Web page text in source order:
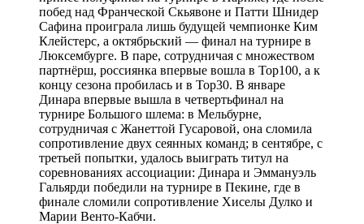
побед над Франческой Скьявоне и Патти Шнидер
Сафина проиграла лишь будущей чемпионке Ким
Клейстерс, а октябрьский — финал на турнире в
Люксембурге. В паре, сотрудничая с множеством
партнёрш, россиянка впервые вошла в Top100, а к
концу сезона пробилась и в Top30. В январе
Динара впервые вышла в четвертьфинал на
турнире Большого шлема: в Мельбурне,
сотрудничая с Жанеттой Гусаровой, она сломила
сопротивление двух сеянных команд; в сентябре, с
третьей попытки, удалось выиграть титул на
соревнованиях ассоциации: Динара и Эммануэль
Гальярди победили на турнире в Пекине, где в
финале сломили сопротивление Хиселы Дулко и
Марии Венто-Кабчи.